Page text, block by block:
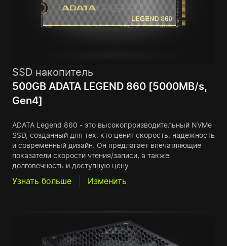
SSD накопитель
500GB ADATA LEGEND 860 [5000MB/s,
Gen4]
ADATA Legend 860 - это высокопроизводительный NVMe
SSD, созданный для тех, кто ценит скорость, надежность
и современный дизайн. Он предлагает впечатляющие
показатели скорости чтения/записи, а также
долговечность и доступную цену.
Узнать больше Изменить